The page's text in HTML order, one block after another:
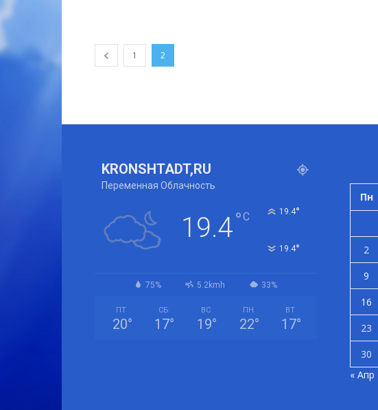
1 2
KRONSHTADT,RU
Переменная Облачность
19.4°C 19.4°
19.4°
75% 5.2kmh 33%
ПТ
20°
СБ
17°
ВС
19°
ПН
22°
ВТ
17°
Пн
2
9
16
23
30
« Апр